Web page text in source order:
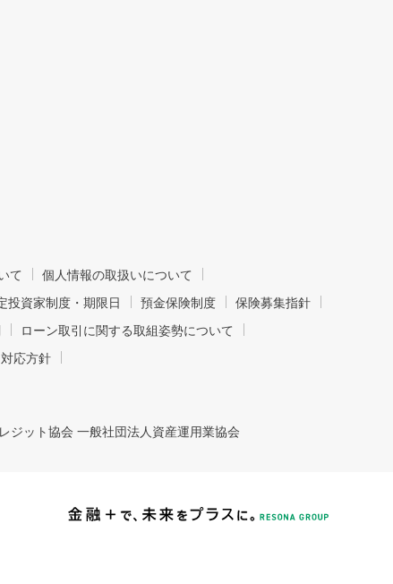
て
個人情報の取扱いについて
投資家制度・期限日 預金保険制度
保険募集指針
ローン取引に関する取組姿勢について
応方針
ジット協会 一般社団法人資産運用業協会